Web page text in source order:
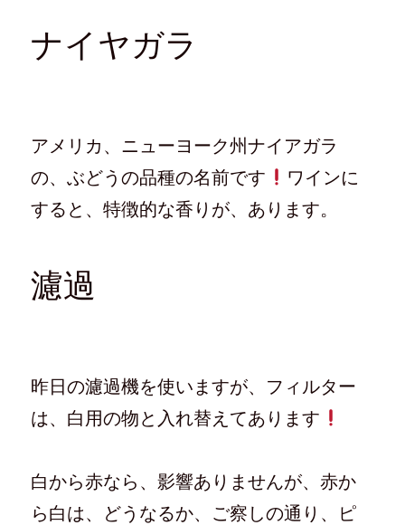
ナイヤガラ
アメリカ、ニューヨーク州ナイアガラ
の、ぶどうの品種の名前です
ワインに
すると、特徴的な香りが、あります。
濾過
昨日の濾過機を使いますが、フィルター
は、白用の物と入れ替えてあります
白から赤なら、影響ありませんが、赤か
ら白は、どうなるか、ご察しの通り、ピ